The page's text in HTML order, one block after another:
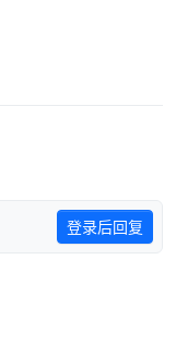
登录后回复